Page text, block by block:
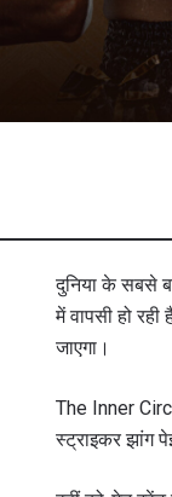
दुनिया के सबसे
में वापसी हो
जाएगा।
The Inner
स्ट्राइकर झांग